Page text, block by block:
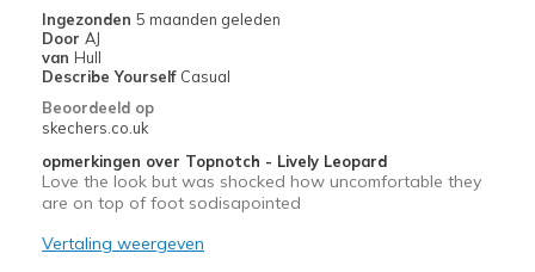
Travel
Width
Feels true to width
Sizing
View On Shoes
Ingezonden 5 maanden geleden
Door AJ
van Hull
Describe Yourself Casual
Beoordeeld op
skechers.co.uk
opmerkingen over Topnotch - Lively Leopard
Love the look but was shocked how uncomfortable they
are on top of foot sodisapointed
Vertaling weergeven